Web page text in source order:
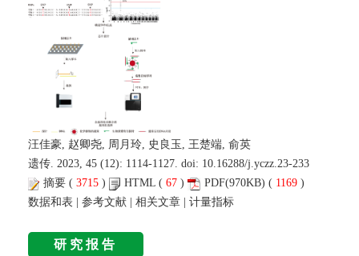
汪佳豪, 赵卿尧, 周月玲, 史良玉, 王楚端, 俞英
遗传. 2023, 45 (12): 1114-1127. doi: 10.16288/j.yczz.23-233
摘要 ( 3715 ) HTML ( 67 ) PDF(970KB) ( 1169 )
数据和表
参考文献 相关文章 计量指标
研究报告